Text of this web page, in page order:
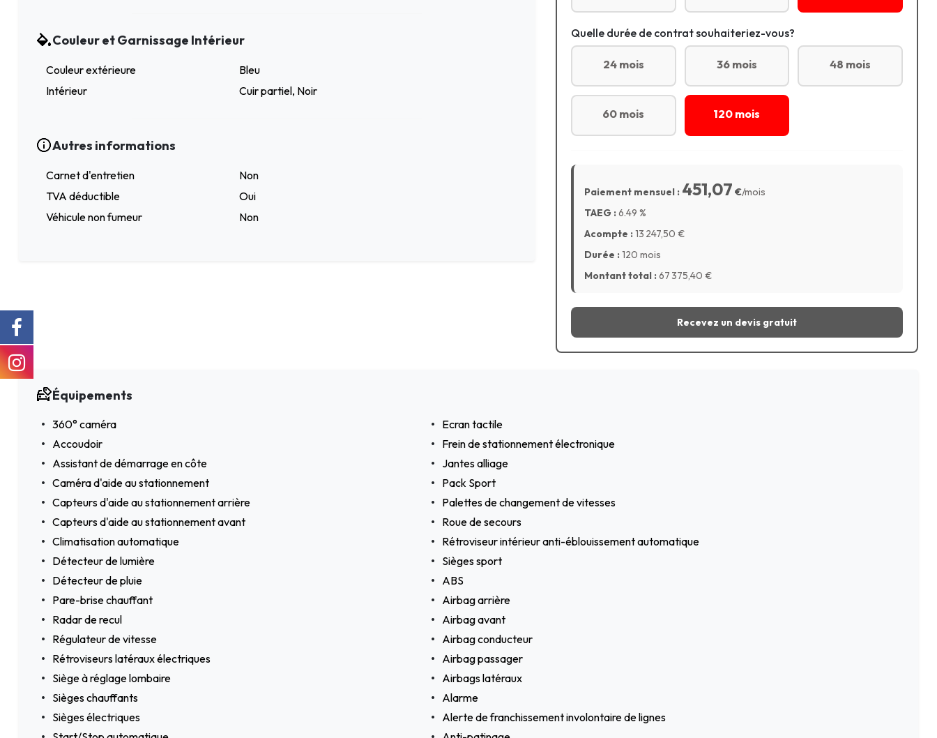
Couleur et Garnissage Intérieur
Couleur extérieure
Bleu
Intérieur
Cuir partiel, Noir
Autres informations
Carnet d'entretien
Non
TVA déductible
Oui
Véhicule non fumeur
Non
Quelle durée de contrat souhaiteriez-vous?
24 mois 36 mois 48 mois
60 mois 120 mois
Paiement mensuel : 451,07 €/mois
TAEG :6.49 %
Acompte :13 247,50 €
Durée :120 mois
Montant total :67 375,40 €
Recevez un devis gratuit
Équipements
360° caméra
Ecran tactile
Accoudoir
Frein de stationnement électronique
Assistant de démarrage en côte
Jantes alliage
Caméra d'aide au stationnement
Pack Sport
Capteurs d'aide au stationnement arrière
Palettes de changement de vitesses
Capteurs d'aide au stationnement avant
Roue de secours
Climatisation automatique
Rétroviseur intérieur anti-éblouissement automatique
Détecteur de lumière
Sièges sport
Détecteur de pluie
ABS
Pare-brise chauffant
Airbag arrière
Radar de recul
Airbag avant
Régulateur de vitesse
Airbag conducteur
Rétroviseurs latéraux électriques
Airbag passager
Siège à réglage lombaire
Airbags latéraux
Sièges chauffants
Alarme
Sièges électriques
Alerte de franchissement involontaire de lignes